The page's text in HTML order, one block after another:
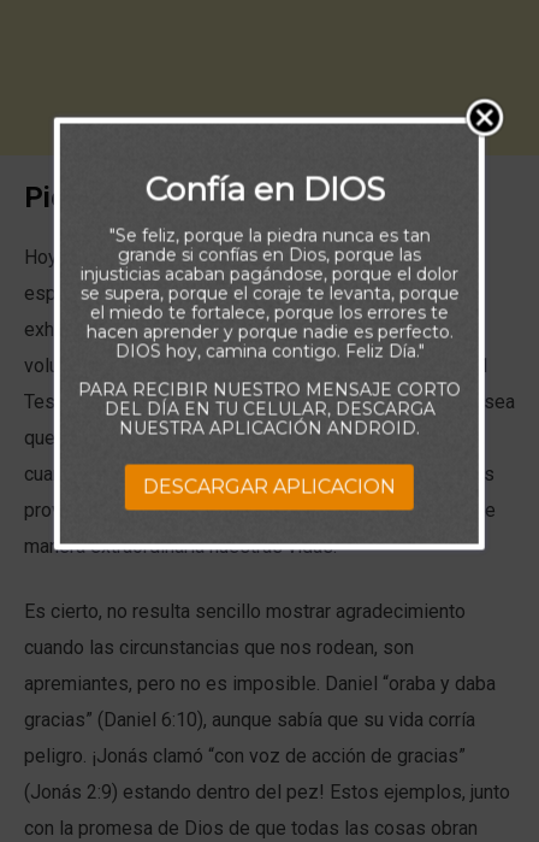
Piensa:
Hoy la Palabra de Dios desafía, a mantenernos con un
espíritu de gratitud en cualquier circunstancia al
exhortarnos: “Dad gracias en todo, porque esta es la
voluntad de Dios para con vosotros en Cristo Jesús” (1
Tesalonicenses 5:18). No hay vuelta que darle. Dios desea
que oremos dando gracias cuando el futuro es incierto,
cuando se nos rompe el corazón y cuando escasean las
provisiones; asi como cuando sus bendiciones tocan de
manera extraordinaria nuestras vidas.
Es cierto, no resulta sencillo mostrar agradecimiento
cuando las circunstancias que nos rodean, son
apremiantes, pero no es imposible. Daniel “oraba y daba
gracias” (Daniel 6:10), aunque sabía que su vida corría
peligro. ¡Jonás clamó “con voz de acción de gracias”
(Jonás 2:9) estando dentro del pez! Estos ejemplos, junto
con la promesa de Dios de que todas las cosas obran
Confía en DIOS
"Se feliz, porque la piedra nunca es tan
grande si confías en Dios, porque las
injusticias acaban pagándose, porque el dolor
se supera, porque el coraje te levanta, porque
el miedo te fortalece, porque los errores te
hacen aprender y porque nadie es perfecto.
DIOS hoy, camina contigo. Feliz Día."
PARA RECIBIR NUESTRO MENSAJE CORTO
DEL DÍA EN TU CELULAR, DESCARGA
NUESTRA APLICACIÓN ANDROID.
DESCARGAR APLICACION